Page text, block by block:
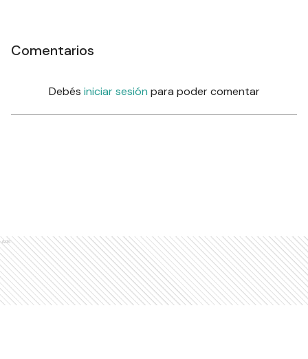
Comentarios
Debés iniciar sesión para poder comentar
Ads